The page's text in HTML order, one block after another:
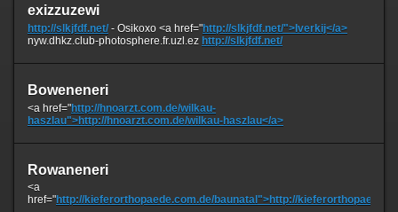
exizzuzewi
http://slkjfdf.net/ - Osikoxo <a href="http://slkjfdf.net/">Iverkij</a>
nyw.dhkz.club-photosphere.fr.uzl.ez http://slkjfdf.net/
Boweneneri
<a href="http://hnoarzt.com.de/wilkau-
haszlau">http://hnoarzt.com.de/wilkau-haszlau</a>
Rowaneneri
<a
href="http://kieferorthopaede.com.de/baunatal">http://